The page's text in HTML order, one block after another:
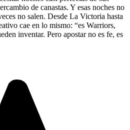
de canastas. Y esas noches no
no salen. Desde La Victoria hasta
cae en lo mismo: “es Warriors,
inventar. Pero apostar no es fe, es